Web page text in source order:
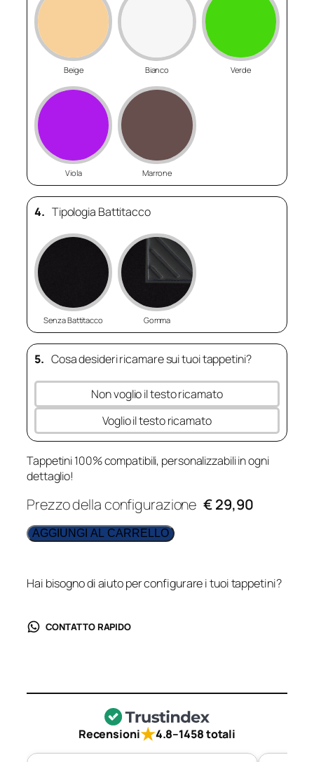
Beige Bianco Verde
Viola Marrone
4. Tipologia Battitacco
Senza Battitacco Gomma
5. Cosa desideri ricamare sui tuoi tappetini?
Non voglio il testo ricamato
Voglio il testo ricamato
Tappetini 100% compatibili, personalizzabili in ogni
dettaglio!
Prezzo della configurazione € 29,90
AGGIUNGI AL CARRELLO
Hai bisogno di aiuto per configurare i tuoi tappetini?
CONTATTO RAPIDO
Recensioni★4.8–1458 totali